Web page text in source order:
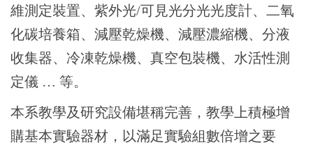
維測定裝置、紫外光/可見光分光光度計、二氧
化碳培養箱、減壓乾燥機、減壓濃縮機、分液
收集器、冷凍乾燥機、真空包裝機、水活性測
定儀 … 等。
本系教學及研究設備堪稱完善，教學上積極增
購基本實驗器材，以滿足實驗組數倍增之要